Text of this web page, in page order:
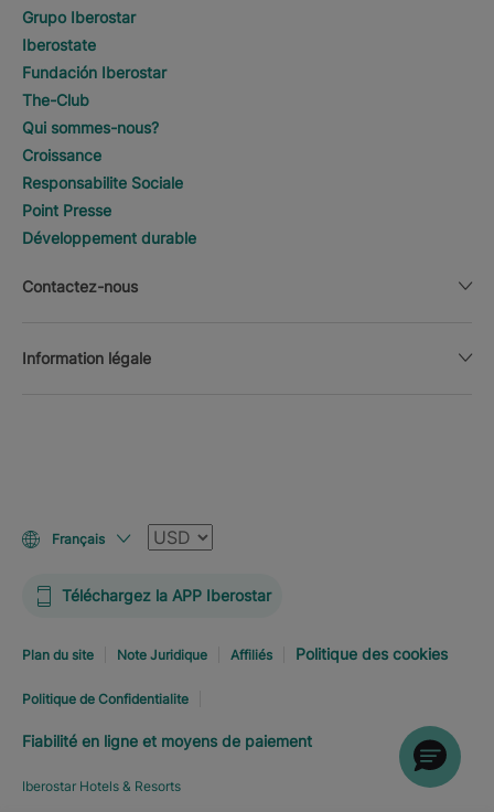
Grupo Iberostar
Iberostate
Fundación Iberostar
The-Club
Qui sommes-nous?
Croissance
Responsabilite Sociale
Point Presse
Développement durable
Contactez-nous
Information légale
Français Devise
Téléchargez la APP Iberostar
Plan du site Note Juridique Affiliés Politique des cookies
Politique de Confidentialite
Fiabilité en ligne et moyens de paiement
Iberostar Hotels & Resorts